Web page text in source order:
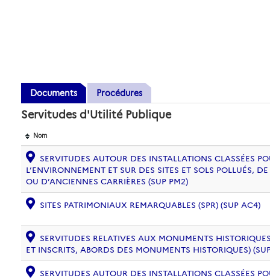
Documents Procédures
Servitudes d'Utilité Publique
Nom
SERVITUDES AUTOUR DES INSTALLATIONS CLASSÉES
L’ENVIRONNEMENT ET SUR DES SITES ET SOLS POLLUÉS,
OU D’ANCIENNES CARRIÈRES (SUP PM2)
SITES PATRIMONIAUX REMARQUABLES (SPR) (SUP AC4)
SERVITUDES RELATIVES AUX MONUMENTS
ET INSCRITS, ABORDS DES MONUMENTS HISTORIQUES)
SERVITUDES AUTOUR DES INSTALLATIONS CLASSÉES